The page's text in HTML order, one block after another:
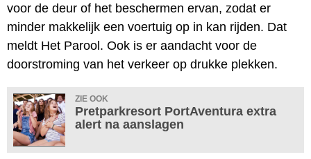
voor de deur of het beschermen ervan, zodat er
minder makkelijk een voertuig op in kan rijden. Dat
meldt Het Parool. Ook is er aandacht voor de
doorstroming van het verkeer op drukke plekken.
ZIE OOK
Pretparkresort PortAventura extra
alert na aanslagen